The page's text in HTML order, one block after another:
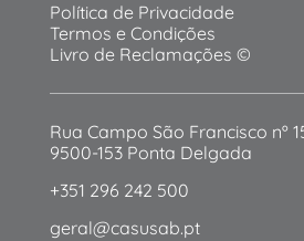
Política de Privacidade
Termos e Condições
Livro de Reclamações ©
Rua Campo São Francisco nº
9500-153 Ponta Delgada
+351 296 242 500
geral@casusab.pt